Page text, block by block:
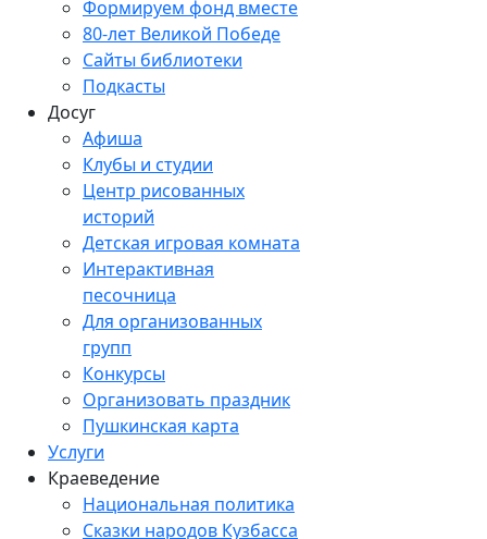
Формируем фонд вместе
80-лет Великой Победе
Сайты библиотеки
Подкасты
Досуг
Афиша
Клубы и студии
Центр рисованных
историй
Детская игровая комната
Интерактивная
песочница
Для организованных
групп
Конкурсы
Организовать праздник
Пушкинская карта
Услуги
Краеведение
Национальная политика
Сказки народов Кузбасса